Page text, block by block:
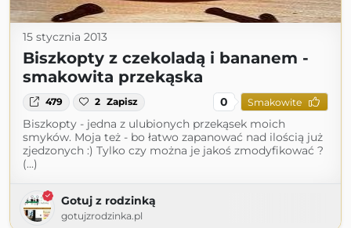
15 stycznia 2013
Biszkopty z czekoladą i bananem -
smakowita przekąska
479 2 Zapisz 0 Smakowite
Biszkopty - jedna z ulubionych przekąsek moich
smyków. Moja też - bo łatwo zapanować nad ilością już
zjedzonych :) Tylko czy można je jakoś zmodyfikować ?
(...)
Gotuj z rodzinką
gotujzrodzinka.pl